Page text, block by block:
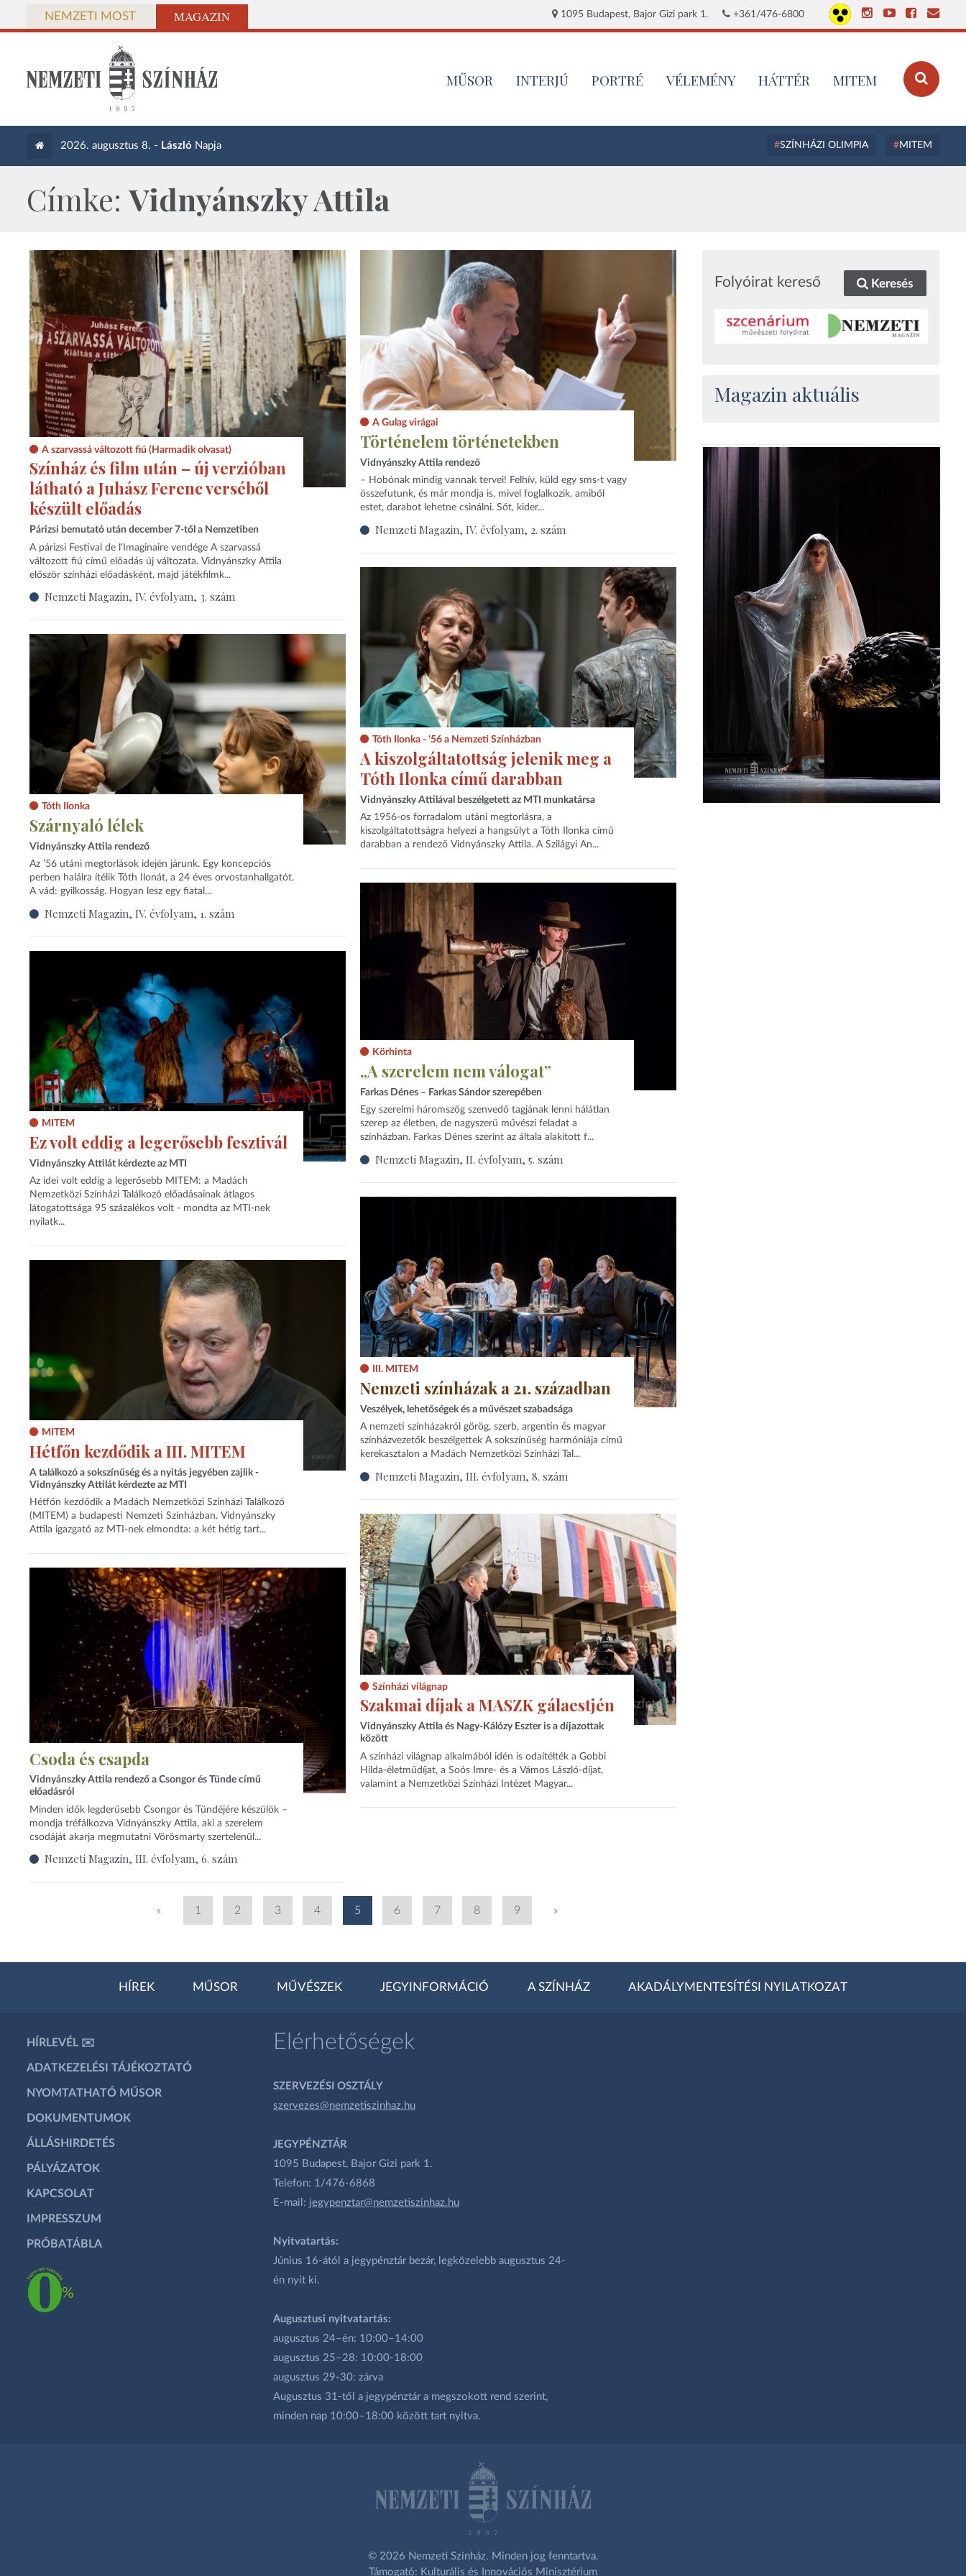
NEMZETI MOST MAGAZIN 1095 Budapest, Bajor Gizi park 1. +361/476-6800
MŰSOR INTERJÚ PORTRÉ VÉLEMÉNY HÁTTÉR MITEM
2026. augusztus 8. - László Napja SZÍNHÁZI OLIMPIA MITEM
Címke: Vidnyánszky Attila
A szarvassá változott fiú (Harmadik olvasat)
Színház és film után – új verzióban
látható a Juhász Ferenc verséből
készült előadás
Párizsi bemutató után december 7-től a Nemzetiben
A párizsi Festival de l'Imaginaire vendége A szarvassá
változott fiú című előadás új változata. Vidnyánszky Attila
először színházi előadásként, majd játékfilmk...
Nemzeti Magazin, IV. évfolyam, 3. szám
A Gulag virágai
Történelem történetekben
Vidnyánszky Attila rendező
– Hobónak mindig vannak tervei! Felhív, küld egy sms-t vagy
összefutunk, és már mondja is, mivel foglalkozik, amiből
estet, darabot lehetne csinálni. Sőt, kider...
Nemzeti Magazin, IV. évfolyam, 2. szám
Tóth Ilonka - '56 a Nemzeti Színházban
A kiszolgáltatottság jelenik meg a
Tóth Ilonka című darabban
Vidnyánszky Attilával beszélgetett az MTI munkatársa
Az 1956-os forradalom utáni megtorlásra, a
kiszolgáltatottságra helyezi a hangsúlyt a Tóth Ilonka című
darabban a rendező Vidnyánszky Attila. A Szilágyi An...
Tóth Ilonka
Szárnyaló lélek
Vidnyánszky Attila rendező
Az ’56 utáni megtorlások idején járunk. Egy koncepciós
perben halálra ítélik Tóth Ilonát, a 24 éves orvostanhallgatót.
A vád: gyilkosság. Hogyan lesz egy fiatal...
Nemzeti Magazin, IV. évfolyam, 1. szám
Körhinta
„A szerelem nem válogat”
Farkas Dénes – Farkas Sándor szerepében
Egy szerelmi háromszög szenvedő tagjának lenni hálátlan
szerep az életben, de nagyszerű művészi feladat a
színházban. Farkas Dénes szerint az általa alakított f...
Nemzeti Magazin, II. évfolyam, 5. szám
MITEM
Ez volt eddig a legerősebb fesztivál
Vidnyánszky Attilát kérdezte az MTI
Az idei volt eddig a legerősebb MITEM: a Madách
Nemzetközi Színházi Találkozó előadásainak átlagos
látogatottsága 95 százalékos volt - mondta az MTI-nek
nyilatk...
III. MITEM
Nemzeti színházak a 21. században
Veszélyek, lehetőségek és a művészet szabadsága
A nemzeti színházakról görög, szerb, argentin és magyar
színházvezetők beszélgettek A sokszínűség harmóniája című
kerekasztalon a Madách Nemzetközi Színházi Tal...
Nemzeti Magazin, III. évfolyam, 8. szám
MITEM
Hétfőn kezdődik a III. MITEM
A találkozó a sokszínűség és a nyitás jegyében zajlik -
Vidnyánszky Attilát kérdezte az MTI
Hétfőn kezdődik a Madách Nemzetközi Színházi Találkozó
(MITEM) a budapesti Nemzeti Színházban. Vidnyánszky
Attila igazgató az MTI-nek elmondta: a két hétig tart...
Színházi világnap
Szakmai díjak a MASZK gálaestjén
Vidnyánszky Attila és Nagy-Kálózy Eszter is a díjazottak
között
A színházi világnap alkalmából idén is odaítélték a Gobbi
Hilda-életműdíjat, a Soós Imre- és a Vámos László-díjat,
valamint a Nemzetközi Színházi Intézet Magyar...
Csoda és csapda
Vidnyánszky Attila rendező a Csongor és Tünde című
előadásról
Minden idők legderűsebb Csongor és Tündéjére készülök –
mondja tréfálkozva Vidnyánszky Attila, aki a szerelem
csodáját akarja megmutatni Vörösmarty szertelenül...
Nemzeti Magazin, III. évfolyam, 6. szám
« 1 2 3 4 5 6 7 8 9 »
Folyóirat kereső Keresés
Magazin aktuális
HÍREK MŰSOR MŰVÉSZEK JEGYINFORMÁCIÓ A SZÍNHÁZ AKADÁLYMENTESÍTÉSI NYILATKOZAT
HÍRLEVÉL ✉️
ADATKEZELÉSI TÁJÉKOZTATÓ
NYOMTATHATÓ MŰSOR
DOKUMENTUMOK
ÁLLÁSHIRDETÉS
PÁLYÁZATOK
KAPCSOLAT
IMPRESSZUM
PRÓBATÁBLA
Elérhetőségek
SZERVEZÉSI OSZTÁLY
szervezes@nemzetiszinhaz.hu
JEGYPÉNZTÁR
1095 Budapest, Bajor Gizi park 1.
Telefon: 1/476-6868
E-mail: jegypenztar@nemzetiszinhaz.hu
Nyitvatartás:
Június 16-ától a jegypénztár bezár, legközelebb augusztus 24-
én nyit ki.
Augusztusi nyitvatartás:
augusztus 24–én: 10:00–14:00
augusztus 25–28: 10:00-18:00
augusztus 29-30: zárva
Augusztus 31-től a jegypénztár a megszokott rend szerint,
minden nap 10:00–18:00 között tart nyitva.
© 2026 Nemzeti Színház. Minden jog fenntartva.
Támogató: Kulturális és Innovációs Minisztérium